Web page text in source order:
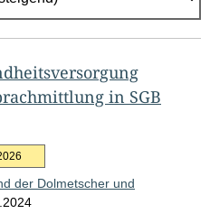
in SGB
der Dolmetscher und